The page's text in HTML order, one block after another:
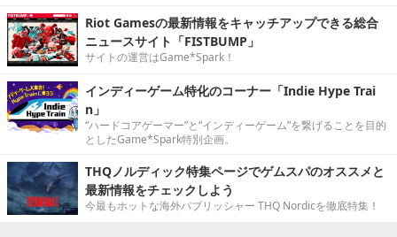
Riot Gamesの最新情報をキャッチアップできる総合
ニュースサイト「FISTBUMP」
サイトの運営はGame*Spark！
インディーゲーム特化のコーナー「Indie Hype Trai
n」
“ハードコアゲーマー”と“インディーゲーム”を繋げることを目的
としたGame*Spark特別企画。
THQノルディック特集ページでゲムスパのオススメと
最新情報をチェックしよう
今最もホットな海外パブリッシャー THQ Nordicを徹底特集！